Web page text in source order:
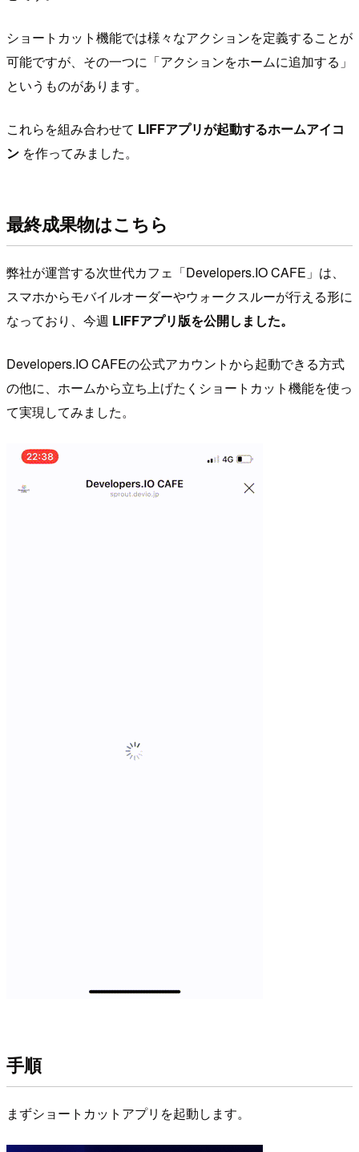
ショートカット機能では様々なアクションを定義することが
可能ですが、その一つに「アクションをホームに追加する」
というものがあります。
これらを組み合わせて LIFFアプリが起動するホームアイコ
ン を作ってみました。
最終成果物はこちら
弊社が運営する次世代カフェ「Developers.IO CAFE」は、
スマホからモバイルオーダーやウォークスルーが行える形に
なっており、今週 LIFFアプリ版を公開しました。
Developers.IO CAFEの公式アカウントから起動できる方式
の他に、ホームから立ち上げたくショートカット機能を使っ
て実現してみました。
手順
まずショートカットアプリを起動します。